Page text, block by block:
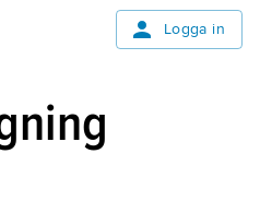
Logga in